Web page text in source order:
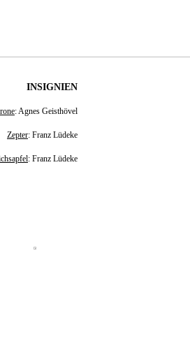
INSIGNIEN
: Agnes Geisthövel
Zepter: Franz Lüdeke
: Franz Lüdeke